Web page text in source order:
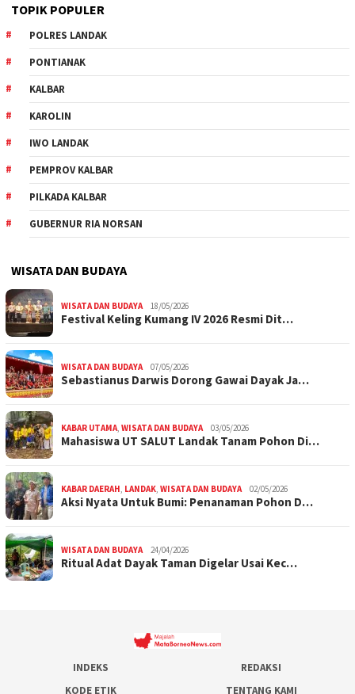
TOPIK POPULER
POLRES LANDAK
PONTIANAK
KALBAR
KAROLIN
IWO LANDAK
PEMPROV KALBAR
PILKADA KALBAR
GUBERNUR RIA NORSAN
WISATA DAN BUDAYA
WISATA DAN BUDAYA 18/05/2026
Festival Keling Kumang IV 2026 Resmi Dit…
WISATA DAN BUDAYA 07/05/2026
Sebastianus Darwis Dorong Gawai Dayak Ja…
KABAR UTAMA, WISATA DAN BUDAYA 03/05/2026
Mahasiswa UT SALUT Landak Tanam Pohon Di…
KABAR DAERAH, LANDAK, WISATA DAN BUDAYA 02/05/2026
Aksi Nyata Untuk Bumi: Penanaman Pohon D…
WISATA DAN BUDAYA 24/04/2026
Ritual Adat Dayak Taman Digelar Usai Kec…
INDEKS
REDAKSI
KODE ETIK
TENTANG KAMI